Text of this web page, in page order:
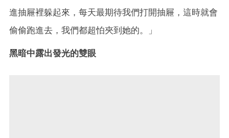
進抽屜裡躲起來，每天最期待我們打開抽屜，這時就會
偷偷跑進去，我們都超怕夾到她的。」
黑暗中露出發光的雙眼